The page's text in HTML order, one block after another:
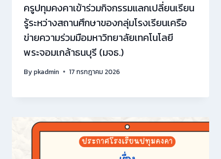
ครูปทุมคงคาเข้าร่วมกิจกรรมแลกเปลี่ยนเรียน
รู้ระหว่างสถานศึกษาของกลุ่มโรงเรียนเครือ
ข่ายความร่วมมือมหาวิทยาลัยเทคโนโลยี
พระจอมเกล้าธนบุรี (มจธ.)
By pkadmin 17 กรกฎาคม 2026